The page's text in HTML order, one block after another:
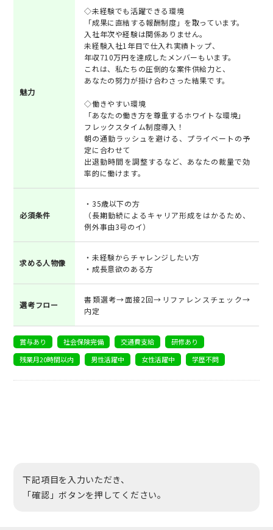
魅力
◇未経験でも活躍できる環境
「成果に直結する報酬制度」を取っています。
入社年次や経験は関係ありません。
未経験入社1年目で仕入れ実績トップ、
年収710万円を達成したメンバーもいます。
これは、私たちの圧倒的な案件供給力と、
あなたの努力が掛け合わさった結果です。
◇働きやすい環境
「あなたの働き方を尊重するホワイトな環境」
フレックスタイム制度導入！
朝の通勤ラッシュを避ける、プライベートの予
定に合わせて
出退勤時間を調整するなど、あなたの裁量で効
率的に働けます。
必須条件
・35歳以下の方
（長期勤続によるキャリア形成をはかるため、
例外事由3号のイ）
求める人物像
・未経験からチャレンジしたい方
・成長意欲のある方
選考フロー
書類選考→面接2回→リファレンスチェック→
内定
賞与あり 社会保険完備 交通費支給
研修あり
残業月20時間以内
男性活躍中 女性活躍中 学歴不問
下記項目を入力いただき、
「確認」ボタンを押してください。